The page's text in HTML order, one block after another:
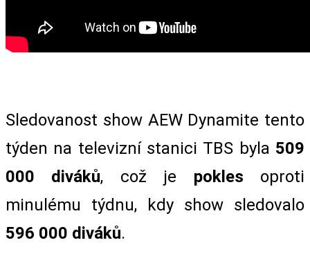
Sledovanost show AEW Dynamite tento
týden na televizní stanici TBS byla 509
000 diváků, což je pokles oproti
minulému týdnu, kdy show sledovalo
596 000 diváků.